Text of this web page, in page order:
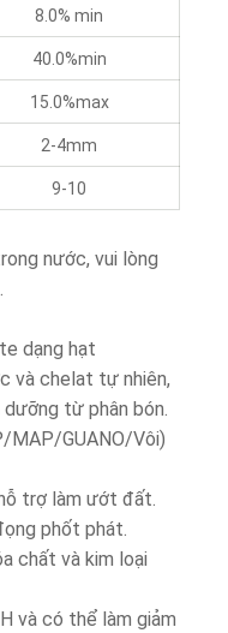
8.0% min
40.0%min
15.0%max
2-4mm
9-10
nước, vui lòng
dạng hạt
và chelat tự nhiên,
dưỡng từ phân bón.
MAP/GUANO/Vôi)
trợ làm ướt đất.
phốt phát.
chất và kim loại
và có thể làm giảm